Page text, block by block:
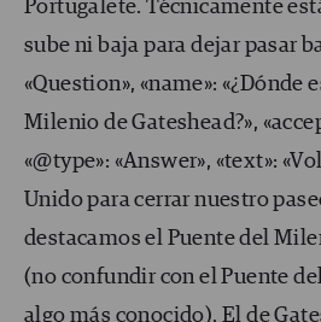
Portugalete. Técnicamente
sube ni baja para dejar pasar
«Question», «name»: «¿Dónde
Milenio de Gateshead?»,
«@type»: «Answer», «text»:
Unido para cerrar nuestro
destacamos el Puente del
(no confundir con el Puente
algo más conocido). El de